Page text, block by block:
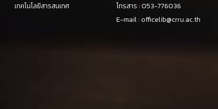
เทคโนโลยีสารสนเทศ
โทรสาร : 053-776036
E-mail :officelib@crru.ac.th